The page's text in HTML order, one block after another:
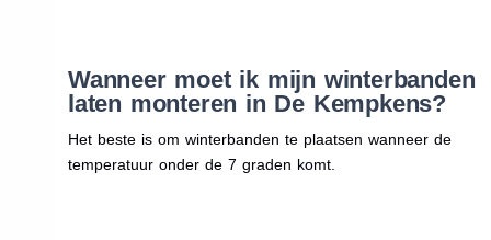
Wanneer moet ik mijn winterbanden
laten monteren in De Kempkens?
Het beste is om winterbanden te plaatsen wanneer de
temperatuur onder de 7 graden komt.